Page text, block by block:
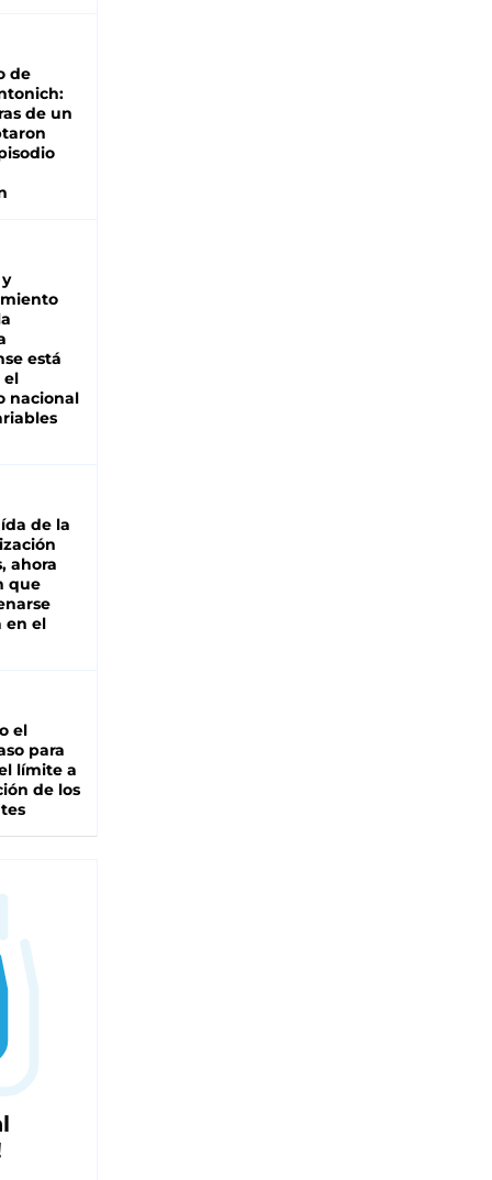
de
de un
está
el
nacional
de la
ahora
que
en el
el
para
límite a
de los